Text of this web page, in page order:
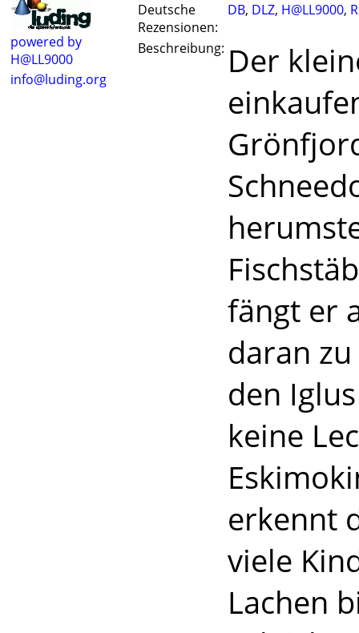
powered by
H@LL9000
info@luding.org
Deutsche
Rezensionen:
DB, DLZ, H@LL9000,
Beschreibung: Der
fängt er
daran
den
keine
erkennt
viele
Lachen